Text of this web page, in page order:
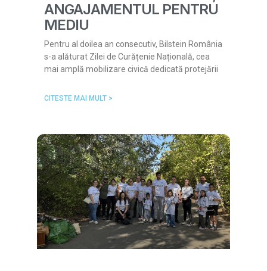
ANGAJAMENTUL PENTRU
MEDIU
Pentru al doilea an consecutiv, Bilstein România
s-a alăturat Zilei de Curățenie Națională, cea
mai amplă mobilizare civică dedicată protejării
CITESTE MAI MULT >